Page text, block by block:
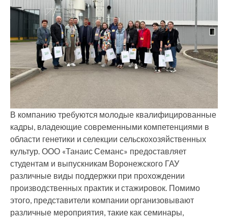
В компанию требуются молодые квалифицированные
кадры, владеющие современными компетенциями в
области генетики и селекции сельскохозяйственных
культур. ООО «Танаис Семанс» предоставляет
студентам и выпускникам Воронежского ГАУ
различные виды поддержки при прохождении
производственных практик и стажировок. Помимо
этого, представители компании организовывают
различные мероприятия, такие как семинары,